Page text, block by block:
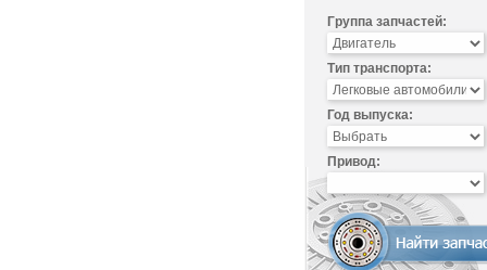
Группа запчастей:
Тип транспорта:
Год выпуска:
Привод: